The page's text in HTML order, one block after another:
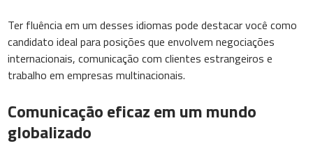
Ter fluência em um desses idiomas pode destacar você como
candidato ideal para posições que envolvem negociações
internacionais, comunicação com clientes estrangeiros e
trabalho em empresas multinacionais.
Comunicação eficaz em um mundo
globalizado